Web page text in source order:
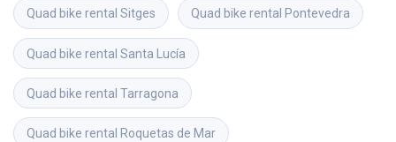
Quad bike rental Sitges Quad bike rental Pontevedra
Quad bike rental Santa Lucía
Quad bike rental Tarragona
Quad bike rental Roquetas de Mar